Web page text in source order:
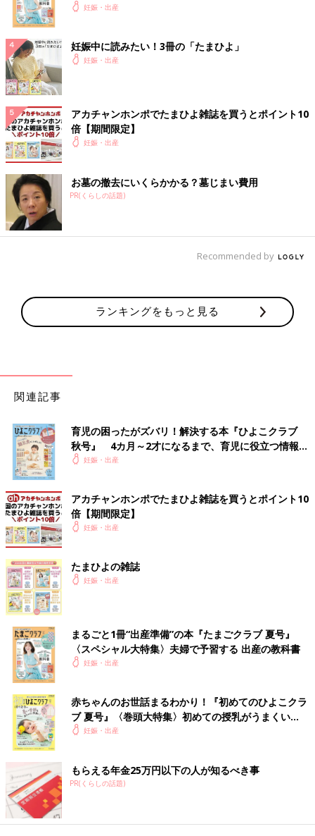
妊娠・出産
妊娠中に読みたい！3冊の「たまひよ」
妊娠・出産
アカチャンホンポでたまひよ雑誌を買うとポイント10
倍【期間限定】
妊娠・出産
お墓の撤去にいくらかかる？墓じまい費用
PR(くらしの話題)
Recommended by
ランキングをもっと見る
関連記事
育児の困ったがズバリ！解決する本『ひよこクラブ
秋号』 4カ月～2才になるまで、育児に役立つ情報が
いっぱい！
妊娠・出産
アカチャンホンポでたまひよ雑誌を買うとポイント10
倍【期間限定】
妊娠・出産
たまひよの雑誌
妊娠・出産
まるごと1冊“出産準備”の本『たまごクラブ 夏号』
〈スペシャル大特集〉夫婦で予習する 出産の教科書
妊娠・出産
赤ちゃんのお世話まるわかり！『初めてのひよこクラ
ブ 夏号』〈巻頭大特集〉初めての授乳がうまくい
く！ おっぱい・ミルクの基本と夏のトラブル 解決テ
妊娠・出産
もらえる年金25万円以下の人が知るべき事
PR(くらしの話題)